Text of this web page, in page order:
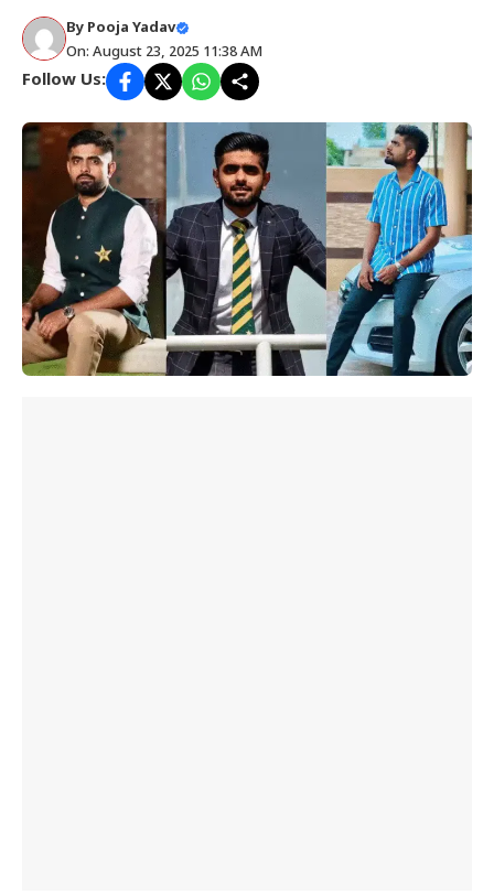
By Pooja Yadav
On: August 23, 2025 11:38 AM
Follow Us: